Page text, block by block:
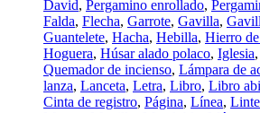
David, Pergamino enrollado,
Falda, Flecha, Garrote, Gavilla,
Guantelete, Hacha, Hebilla, Hierro
Hoguera, Húsar alado polaco, Iglesia,
Quemador de incienso, Lámpara de
lanza, Lanceta, Letra, Libro, Libro
Cinta de registro, Página, Línea,